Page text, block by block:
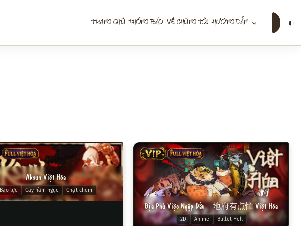
TRANG CHỦ THÔNG BÁO VỀ CHÚNG TÔI HƯỚNG DẪN
kiếm
◐
FULL VIỆT HÓA
Aksun Việt Hóa
Bạo lực Cày hầm ngục Chặt chém
VIP FULL VIỆT HÓA
Địa Phủ Việc Ngập Đầu – 地府有点忙 Việt Hóa
2D Anime Bullet Hell